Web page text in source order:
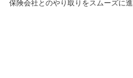
保険会社とのやり取りをスムーズに